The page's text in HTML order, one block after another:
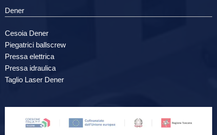
Dener
Cesoia Dener
Piegatrici ballscrew
Pressa elettrica
Pressa idraulica
Taglio Laser Dener